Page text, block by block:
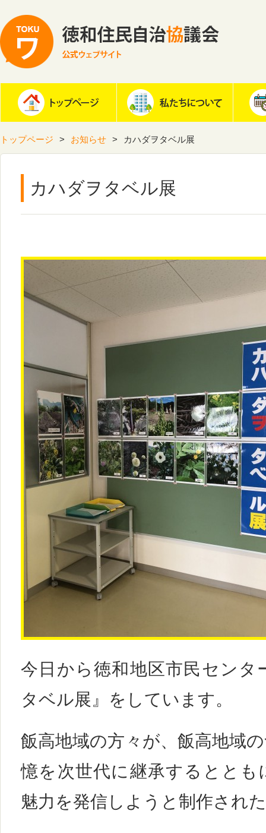
トップページ お知らせ カハダヲタベル展
カハダヲタベル展
今日から徳和地区市民センタ
タベル展』をしています。
飯高地域の方々が、飯高地域
憶を次世代に継承するととも
魅力を発信しようと制作され